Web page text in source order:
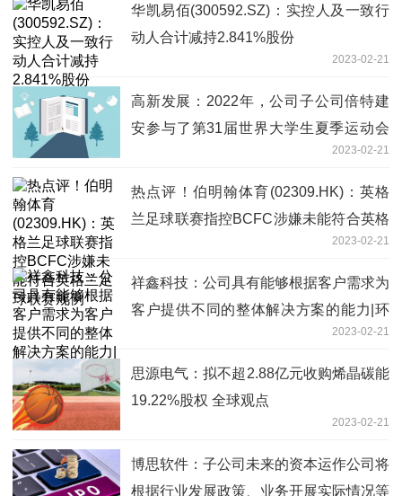
华凯易佰(300592.SZ)：实控人及一致行
动人合计减持2.841%股份
2023-02-21
高新发展：2022年，公司子公司倍特建
安参与了第31届世界大学生夏季运动会
2023-02-21
热点评！伯明翰体育(02309.HK)：英格
兰足球联赛指控BCFC涉嫌未能符合英格
2023-02-21
祥鑫科技：公司具有能够根据客户需求为
客户提供不同的整体解决方案的能力|环
2023-02-21
思源电气：拟不超2.88亿元收购烯晶碳能
19.22%股权 全球观点
2023-02-21
博思软件：子公司未来的资本运作公司将
根据行业发展政策、业务开展实际情况等